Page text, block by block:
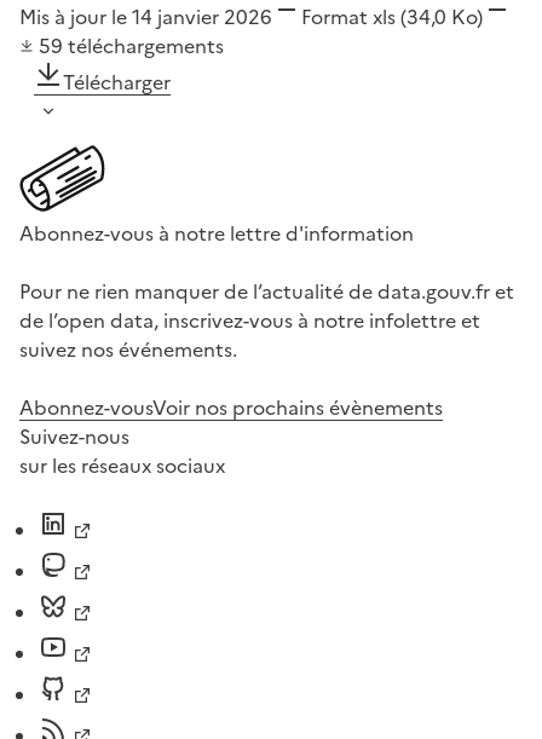
Mis à jour le 14 janvier 2026 Format xls(34,0 Ko)
59 téléchargements
Télécharger
Abonnez-vous à notre lettre d'information
Pour ne rien manquer de l’actualité de data.gouv.fr et
de l’open data, inscrivez-vous à notre infolettre et
suivez nos événements.
Abonnez-vousVoir nos prochains évènements
Suivez-nous
sur les réseaux sociaux